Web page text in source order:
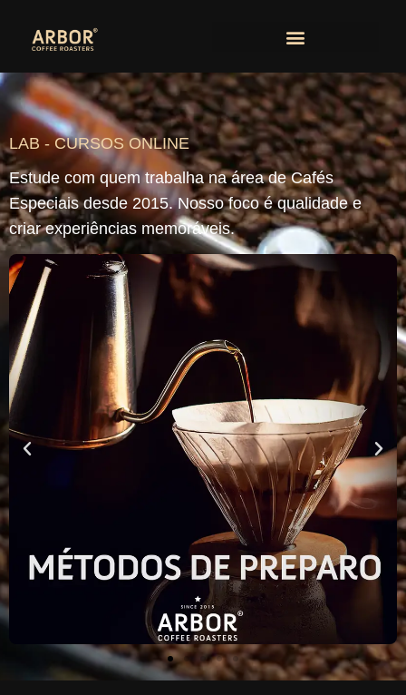
LAB - CURSOS ONLINE
Estude com quem trabalha na área de Cafés
Especiais desde 2015. Nosso foco é qualidade e
criar experiências memoráveis.